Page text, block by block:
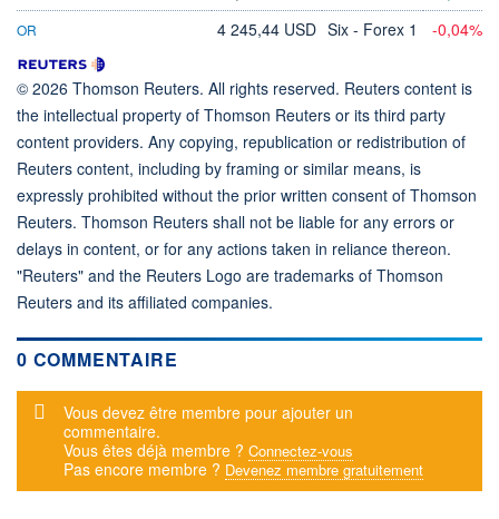
OR 4 245,44 USD Six - Forex 1 -0,04%
© 2026 Thomson Reuters. All rights reserved. Reuters content is
the intellectual property of Thomson Reuters or its third party
content providers. Any copying, republication or redistribution of
Reuters content, including by framing or similar means, is
expressly prohibited without the prior written consent of Thomson
Reuters. Thomson Reuters shall not be liable for any errors or
delays in content, or for any actions taken in reliance thereon.
"Reuters" and the Reuters Logo are trademarks of Thomson
Reuters and its affiliated companies.
0 COMMENTAIRE
Message d'alerte
Vous devez être membre pour ajouter un
commentaire.
Vous êtes déjà membre ? Connectez-vous
Pas encore membre ? Devenez membre gratuitement